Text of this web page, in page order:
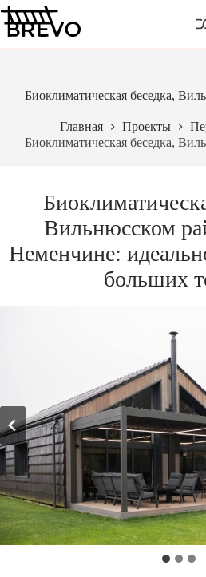
Перейти
к
сути
Биоклиматическая беседка,
Главная Проекты
Биоклиматическая беседка,
Вильнюсском
Неменчине:
больших